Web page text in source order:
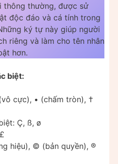
thông thường, được sử
độc đáo và cá tính trong
ký tự này giúp người
riêng và làm cho tên nhân
hơn.
biệt:
cực), • (chấm tròn), †
Ç, ß, ø
hiệu), © (bản quyền), ®